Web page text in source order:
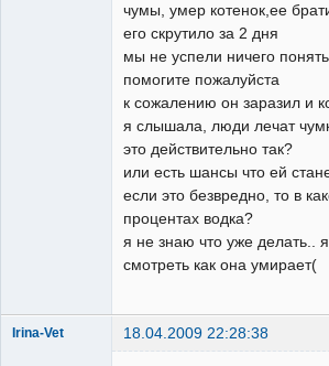
чумы, умер котенок,ее
его скрутило за 2 дня
мы не успели ничего понять
помогите пожалуйста
к сожалению он заразил и
я слышала, люди лечат
это действительно так?
или есть шансы что ей
если это безвредно, то в
процентах водка?
я не знаю что уже делать..
смотреть как она умирает(
Irina-Vet 18.04.2009 22:28:38